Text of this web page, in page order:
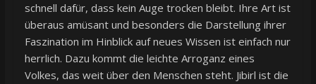
schnell dafür, dass kein Auge trocken bleibt. Ihre Art ist
überaus amüsant und besonders die Darstellung ihrer
Faszination im Hinblick auf neues Wissen ist einfach nur
herrlich. Dazu kommt die leichte Arroganz eines
Volkes, das weit über den Menschen steht. Jibirl ist die